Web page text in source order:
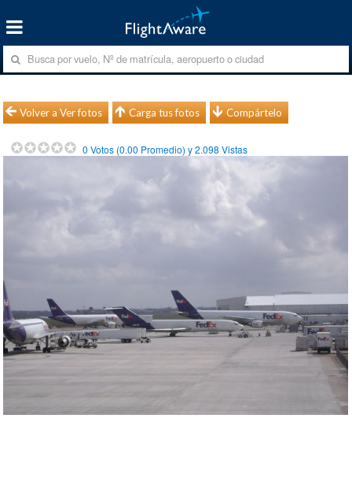
Volver a Ver fotos Carga tus fotos Compártelo
0 Votos (0.00 Promedio) y2.098 Vistas